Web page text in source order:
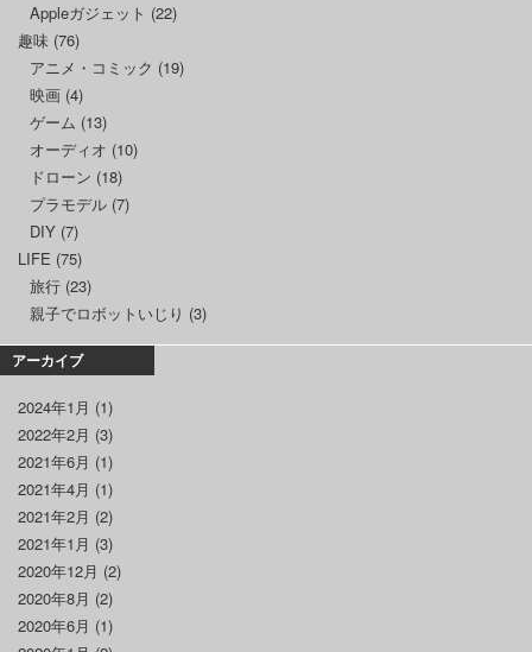
Appleガジェット (22)
趣味 (76)
アニメ・コミック (19)
映画 (4)
ゲーム (13)
オーディオ (10)
ドローン (18)
プラモデル (7)
DIY (7)
LIFE (75)
旅行 (23)
親子でロボットいじり (3)
アーカイブ
2024年1月 (1)
2022年2月 (3)
2021年6月 (1)
2021年4月 (1)
2021年2月 (2)
2021年1月 (3)
2020年12月 (2)
2020年8月 (2)
2020年6月 (1)